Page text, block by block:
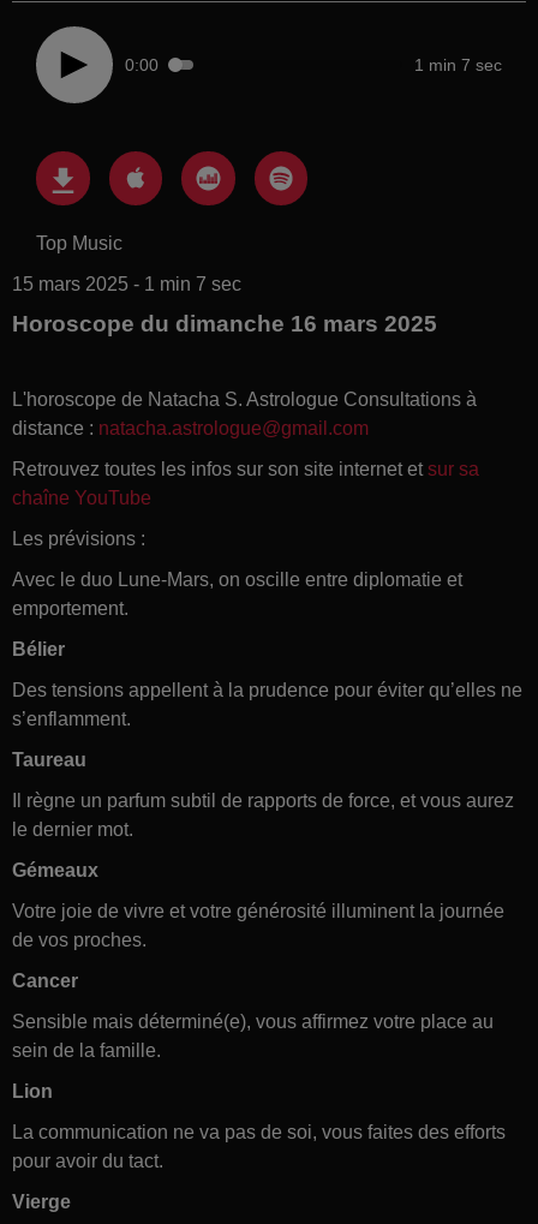
0:00 1 min 7 sec
Top Music
15 mars 2025 - 1 min 7 sec
Horoscope du dimanche 16 mars 2025
L'horoscope de Natacha S. Astrologue Consultations à
distance : natacha.astrologue@gmail.com
Retrouvez toutes les infos sur son site internet et sur sa
chaîne YouTube
Les prévisions :
Avec le duo Lune-Mars, on oscille entre diplomatie et
emportement.
Bélier
Des tensions appellent à la prudence pour éviter qu’elles ne
s’enflamment.
Taureau
Il règne un parfum subtil de rapports de force, et vous aurez
le dernier mot.
Gémeaux
Votre joie de vivre et votre générosité illuminent la journée
de vos proches.
Cancer
Sensible mais déterminé(e), vous affirmez votre place au
sein de la famille.
Lion
La communication ne va pas de soi, vous faites des efforts
pour avoir du tact.
Vierge